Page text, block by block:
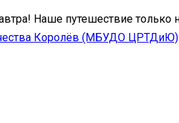
Наше путешествие только
Королёв (МБУДО ЦРТДиЮ)